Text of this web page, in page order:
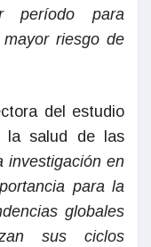
período para
riesgo de
del estudio
la salud de las
investigación en
para la
globales
sus ciclos